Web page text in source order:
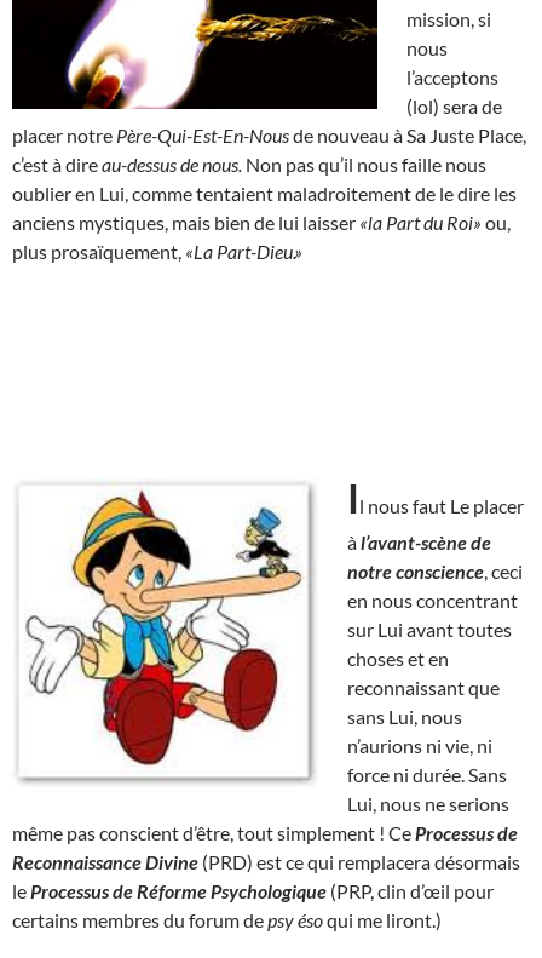
mission, si
nous
l’acceptons
(lol) sera de
placer notre Père-Qui-Est-En-Nousde nouveau à Sa Juste Place,
c’est à direau-dessus de nous. Non pas qu’il nous faille nous
oublier en Lui, comme tentaient maladroitement de le dire les
anciens mystiques, mais bien de lui laisser «la Part du Roi» ou,
plus prosaïquement, «La Part-Dieu.»
Il nous faut Le placer
àl’avant-scène de
notre conscience , ceci
en nous concentrant
sur Lui avant toutes
choses et en
reconnaissant que
sans Lui, nous
n’aurions ni vie, ni
force ni durée. Sans
Lui, nous ne serions
même pas conscient d’être, tout simplement ! Ce Processus de
Reconnaissance Divine (PRD) est ce qui remplacera désormais
le Processus de Réforme Psychologique (PRP, clin d’œil pour
certains membres du forum depsy ésoqui me liront.)